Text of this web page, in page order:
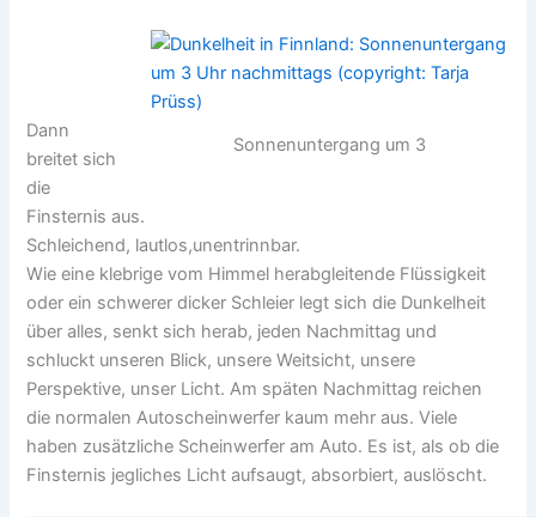
Sonnenuntergang um 3
Dann
breitet sich
die
Finsternis aus.
Schleichend, lautlos,unentrinnbar.
Wie eine klebrige vom Himmel herabgleitende Flüssigkeit
oder ein schwerer dicker Schleier legt sich die Dunkelheit
über alles, senkt sich herab, jeden Nachmittag und
schluckt unseren Blick, unsere Weitsicht, unsere
Perspektive, unser Licht. Am späten Nachmittag reichen
die normalen Autoscheinwerfer kaum mehr aus. Viele
haben zusätzliche Scheinwerfer am Auto. Es ist, als ob die
Finsternis jegliches Licht aufsaugt, absorbiert, auslöscht.